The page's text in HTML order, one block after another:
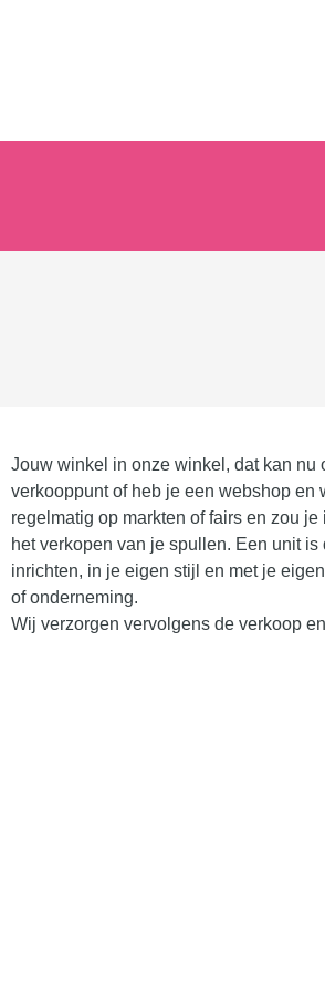
Jouw winkel in onze winkel, dat kan
verkooppunt of heb je een webshop
regelmatig op markten of fairs en zou
het verkopen van je spullen. Een unit
inrichten, in je eigen stijl en met je
of onderneming.
Wij verzorgen vervolgens de verkoop